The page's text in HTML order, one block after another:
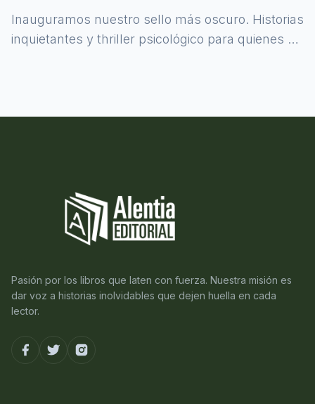
Inauguramos nuestro sello más oscuro. Historias
inquietantes y thriller psicológico para quienes se
Pasión por los libros que laten con fuerza. Nuestra misión es
dar voz a historias inolvidables que dejen huella en cada
lector.